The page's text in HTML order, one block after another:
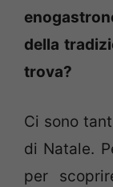
della
trova?
Ci sono
di Natale.
per